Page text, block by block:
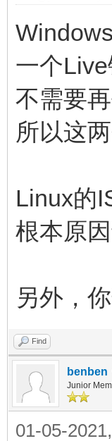
一个
不需要
所以这
Linux的
根本原
另外，
Find
benben
Junior
01-05-